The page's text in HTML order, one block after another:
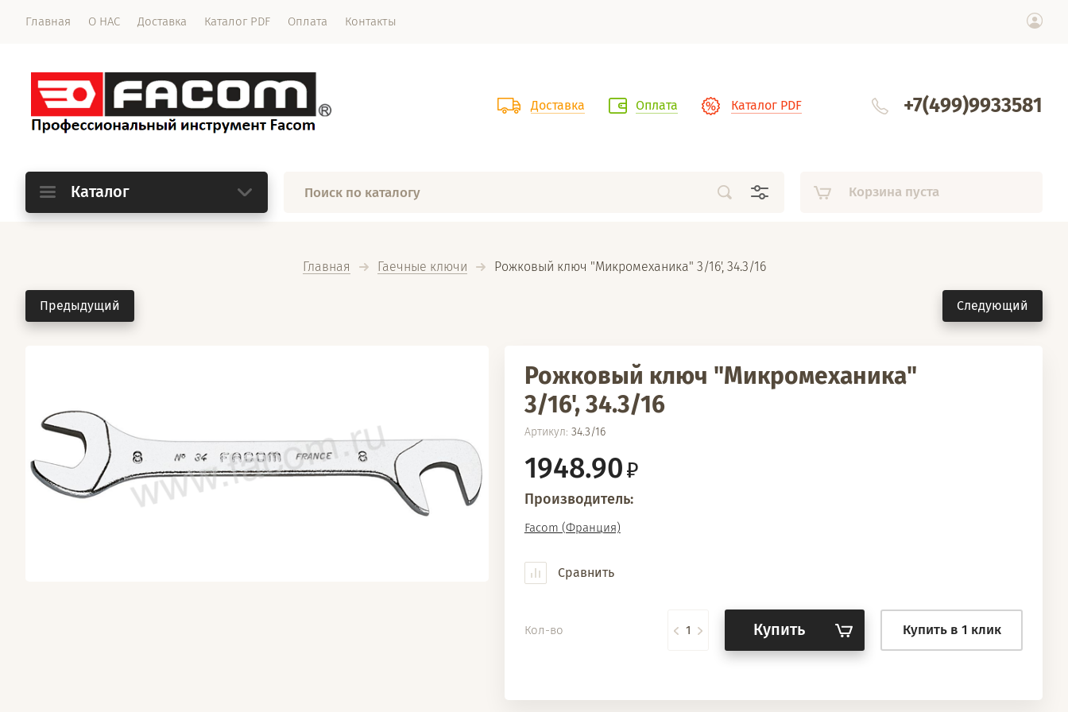
Главная О НАС Доставка Каталог PDF Оплата Контакты
Доставка Оплата Каталог PDF +7(499)9933581
Каталог Корзина пуста
Главная Гаечные ключи
  Рожковый ключ "Микромеханика" 3/16', 34.3/16
Предыдущий Следующий
Рожковый ключ "Микромеханика"
3/16', 34.3/16
Артикул: 34.3/16
1948.90
Производитель:
Facom (Франция)
Сравнить
Кол-во Купить Купить в 1 клик